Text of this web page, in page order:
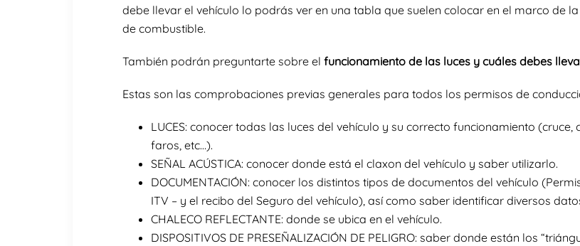
debe llevar el vehículo lo podrás ver en una tabla que suelen colocar en el marco de
de combustible.
También podrán preguntarte sobre el funcionamiento de las luces y cuáles debes
Estas son las comprobaciones previas generales para todos los permisos de
LUCES: conocer todas las luces del vehículo y su correcto funcionamiento
faros, etc…).
SEÑAL ACÚSTICA: conocer donde está el claxon del vehículo y saber utilizarlo.
DOCUMENTACIÓN: conocer los distintos tipos de documentos del vehículo
ITV – y el recibo del Seguro del vehículo), así como saber identificar diversos
CHALECO REFLECTANTE: donde se ubica en el vehículo.
DISPOSITIVOS DE PRESEÑALIZACIÓN DE PELIGRO: saber donde están los